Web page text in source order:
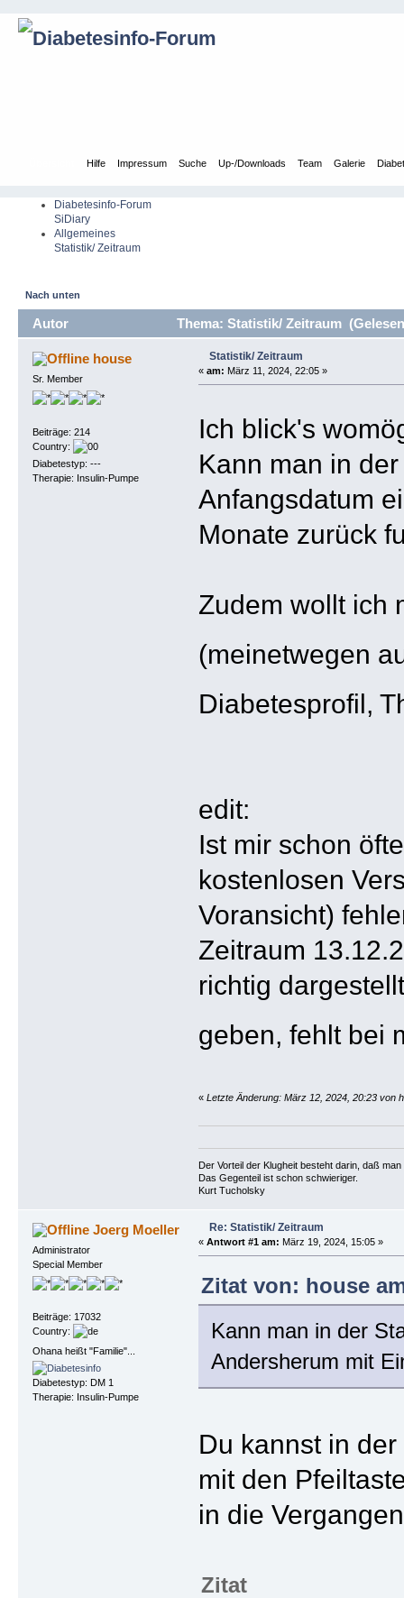
Hilfe Impressum Suche Up-/Downloads Team Galerie
Diabetesinfo-Forum
SiDiary
Allgemeines
Statistik/ Zeitraum
Nach unten
Autor Thema: Statistik/ Zeitraum
house
Sr. Member
Beiträge: 214
Country:
Diabetestyp: ---
Therapie: Insulin-Pumpe
Statistik/ Zeitraum
« am: März 11, 2024, 22:05 »
Ich blick's
Kann man in
Anfangsdatum
Monate zurück
Zudem wollt ich
(meinetwegen
Diabetesprofil,
edit:
Ist mir schon
kostenlosen
Voransicht)
Zeitraum
richtig
geben, fehlt bei
« Letzte Änderung: März 12, 2024, 20:23 von
Der Vorteil der Klugheit besteht darin, daß
Das Gegenteil ist schon schwieriger.
Kurt Tucholsky
Joerg Moeller
Administrator
Special Member
Beiträge: 17032
Country:
Ohana heißt "Familie"...
Diabetestyp: DM 1
Therapie: Insulin-Pumpe
Re: Statistik/ Zeitraum
« Antwort #1 am: März 19, 2024, 15:05 »
Zitat von: house
Kann man in der
Andersherum mit
Du kannst in
mit den
in die
Zitat